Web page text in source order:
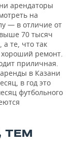
арендаторы
на
— в отличие от
70 тысяч
те, что так
ремонт.
приличная.
в Казани
в год это
футбольного
ТЕМ